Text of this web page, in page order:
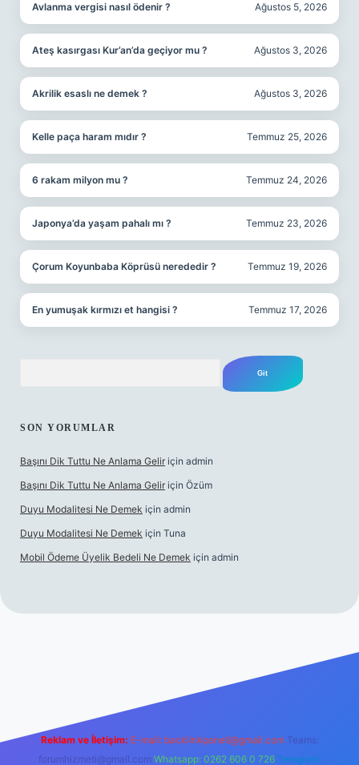
Avlanma vergisi nasıl ödenir ? Ağustos 5, 2026
Ateş kasırgası Kur’an’da geçiyor mu ? Ağustos 3, 2026
Akrilik esaslı ne demek ? Ağustos 3, 2026
Kelle paça haram mıdır ? Temmuz 25, 2026
6 rakam milyon mu ? Temmuz 24, 2026
Japonya’da yaşam pahalı mı ? Temmuz 23, 2026
Çorum Koyunbaba Köprüsü nerededir ? Temmuz 19, 2026
En yumuşak kırmızı et hangisi ? Temmuz 17, 2026
SON YORUMLAR
Başını Dik Tuttu Ne Anlama Gelir için admin
Başını Dik Tuttu Ne Anlama Gelir için Özüm
Duyu Modalitesi Ne Demek için admin
Duyu Modalitesi Ne Demek için Tuna
Mobil Ödeme Üyelik Bedeli Ne Demek için admin
Reklam ve İletişim: E-mail: backlinkpaneli@gmail.com Teams:
forumhizmeti@gmail.com Whatsapp: 0262 606 0 726 Telegram: